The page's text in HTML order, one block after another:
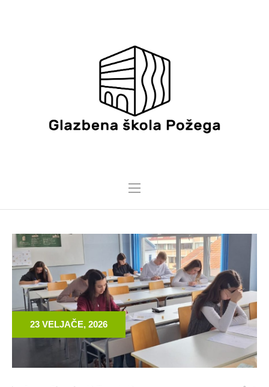
23 VELJAČE, 2026